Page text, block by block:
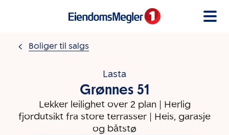
Boliger til salgs
Lasta
Grønnes 51
Lekker leilighet over 2 plan | Herlig
fjordutsikt fra store terrasser | Heis, garasje
og båtstø